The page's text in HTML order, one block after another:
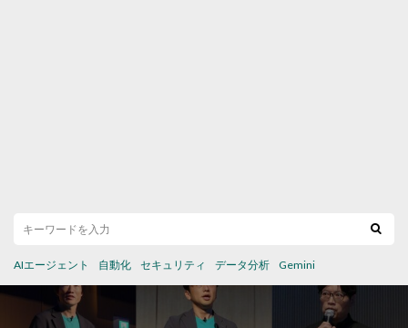
AIエージェント 自動化 セキュリティ データ分析 Gemini